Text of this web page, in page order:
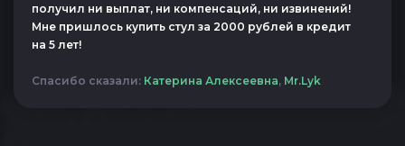
получил ни выплат, ни компенсаций, ни извинений!
Мне пришлось купить стул за 2000 рублей в кредит
на 5 лет!
Спасибо сказали: Катерина Алексеевна, Mr.Lyk